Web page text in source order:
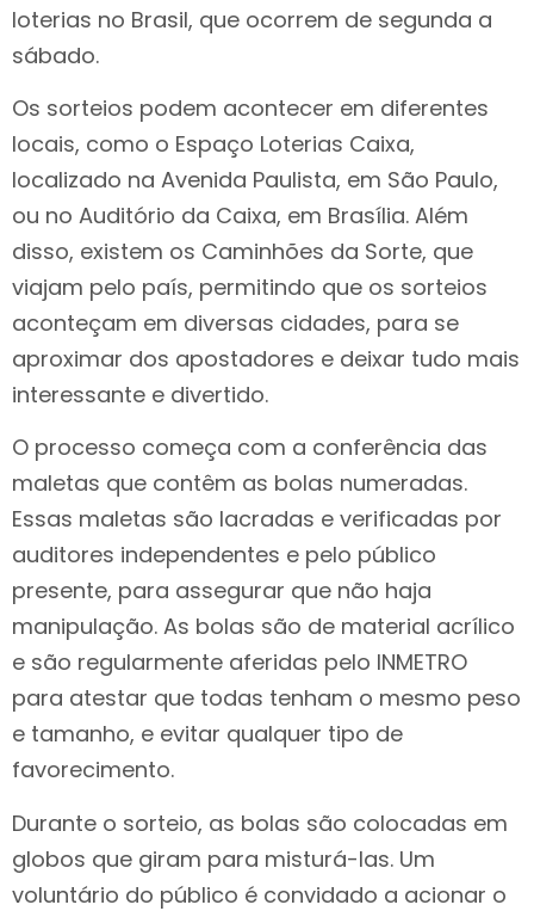
loterias no Brasil, que ocorrem de segunda a
sábado.
Os sorteios podem acontecer em diferentes
locais, como o Espaço Loterias Caixa,
localizado na Avenida Paulista, em São Paulo,
ou no Auditório da Caixa, em Brasília. Além
disso, existem os Caminhões da Sorte, que
viajam pelo país, permitindo que os sorteios
aconteçam em diversas cidades, para se
aproximar dos apostadores e deixar tudo mais
interessante e divertido.
O processo começa com a conferência das
maletas que contêm as bolas numeradas.
Essas maletas são lacradas e verificadas por
auditores independentes e pelo público
presente, para assegurar que não haja
manipulação. As bolas são de material acrílico
e são regularmente aferidas pelo INMETRO
para atestar que todas tenham o mesmo peso
e tamanho, e evitar qualquer tipo de
favorecimento.
Durante o sorteio, as bolas são colocadas em
globos que giram para misturá-las. Um
voluntário do público é convidado a acionar o